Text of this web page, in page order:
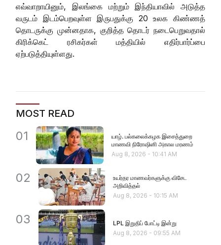
எவ்வாறாயினும், இலங்கை மற்றும் இந்தியாவில் அடுத்த
வருடம் இடம்பெறவுள்ள இருபதுக்கு 20 உலக கிண்ணத்
தொடருக்கு முன்னதாக, குறித்த தொடர் நடைபெறுவதால்
கிரிக்கெட் ரசிகர்கள் மத்தியில் எதிர்பார்ப்பை
ஏற்படுத்தியுள்ளது.
MOST READ
01
யாழ். பல்கலைக்கழக இசைத்துறை
மாணவி நிரோஷினி அகால மரணம்
Aug 8, 2026 - 10:41 AM
02
உயர்தர மாணவர்களுக்கு விசேட
அறிவித்தல்
Aug 8, 2026 - 10:15 AM
03
LPL இறுதிப் போட்டி இன்று
Aug 8, 2026 - 09:55 AM